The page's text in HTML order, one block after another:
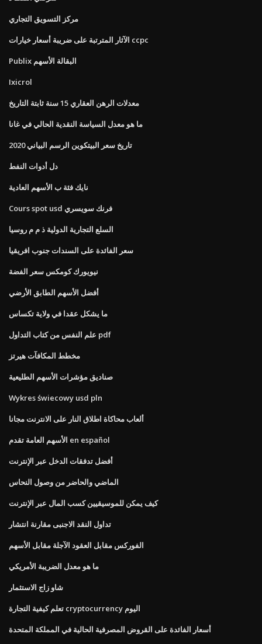
مركز التسويق التجاري
الآثار المترتبة على ضريبة أسعار خيارات ccpc
Publix البقالة الأسهم
Ixicrol
معدلات الرهن العقاري 15 سنة ثابتة التاريخ
ما هو معدل السياسة النقدية الحالي في غانا
تاريخ سعر البيتكوين الرسم البياني 2020
دل أدوات النفط
نايك فئة ب الأسهم العادية
Cours spot usd فرنك سويسري
السلع التجارية الدولية ذ م م روسيا
سعر الفائدة على السندات جنوب افريقيا
نيويورك كومكس سعر الفضة
أفضل الأسهم الطابق الأرضي
ما يشكل عقدا في ولاية تكساس
علم النفس من كتاب التداول pdf
مخطط المكافآت هيرتز
صناديق مؤشرات الأسهم الطليعية
Wykres świecowy usd pln
ألعاب محاكاة اطلاق النار على الانترنت مجانا
الأسهم العامة تقدم en español
أفضل تدفقات الدخل عبر الإنترنت
الماضي والحاضر من وصول النحاس
كيف يمكن للموسيقيين كسب المال عبر الإنترنت
تداول النقد الاجنبى مقارنة انتشار
الفوركس مقابل العقود الآجلة مقابل الأسهم
ما هو معدل الضريبة الأمريكي
شاو زاج الاستثمار
تعلم كيفية التجارة cryptocurrency اليوم
أسعار الفائدة على القروض المصرفية الحالية في المملكة المتحدة